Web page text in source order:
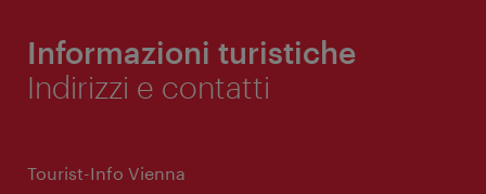
Informazioni turistiche
Indirizzi e contatti
Tourist-Info Vienna